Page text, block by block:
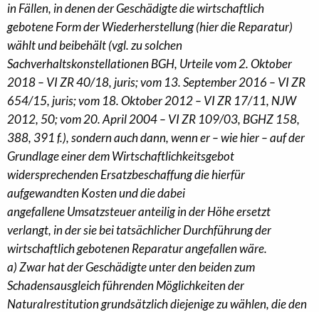
in Fällen, in denen der Geschädigte die wirtschaftlich
gebotene Form der Wiederherstellung (hier die Reparatur)
wählt und beibehält (vgl. zu solchen
Sachverhaltskonstellationen BGH, Urteile vom 2. Oktober
2018 – VI ZR 40/18, juris; vom 13. September 2016 – VI ZR
654/15, juris; vom 18. Oktober 2012 – VI ZR 17/11, NJW
2012, 50; vom 20. April 2004 – VI ZR 109/03, BGHZ 158,
388, 391 f.), sondern auch dann, wenn er – wie hier – auf der
Grundlage einer dem Wirtschaftlichkeitsgebot
widersprechenden Ersatzbeschaffung die hierfür
aufgewandten Kosten und die dabei
angefallene Umsatzsteuer anteilig in der Höhe ersetzt
verlangt, in der sie bei tatsächlicher Durchführung der
wirtschaftlich gebotenen Reparatur angefallen wäre.
a) Zwar hat der Geschädigte unter den beiden zum
Schadensausgleich führenden Möglichkeiten der
Naturalrestitution grundsätzlich diejenige zu wählen, die den